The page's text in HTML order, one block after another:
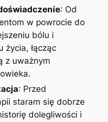
: Od
w powrocie do
bólu i
życia, łącząc
z uważnym
: Przed
staram się dobrze
dolegliwości i